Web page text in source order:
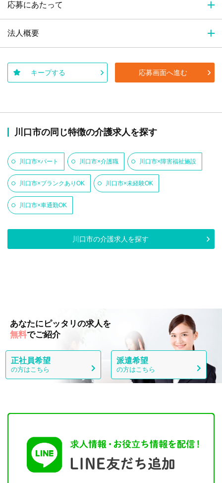
応募にあたって
法人概要
キープする 応募画面へ進む
川口市の同じ特徴の介護求人を探す
川口市×パート 川口市×介護職 川口市×障害福祉施設
川口市×ブランクありOK 川口市×未経験OK
川口市×車通勤OK
川口市の介護求人を探す
あなたにピッタリの求人を
無料でご紹介
正社員希望
の方はこちら
派遣希望
の方はこちら